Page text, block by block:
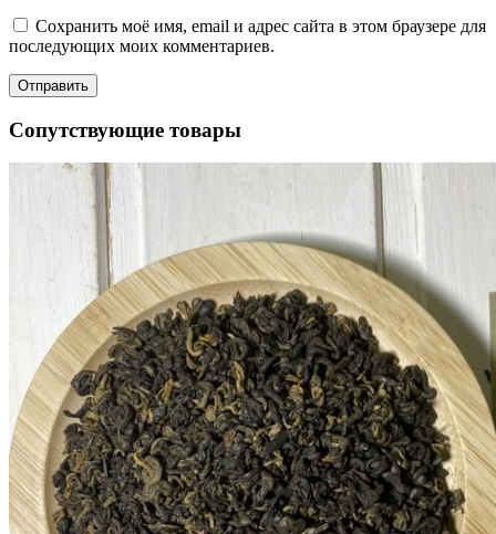
Сохранить моё имя, email и адрес сайта в этом браузере для
последующих моих комментариев.
Сопутствующие товары